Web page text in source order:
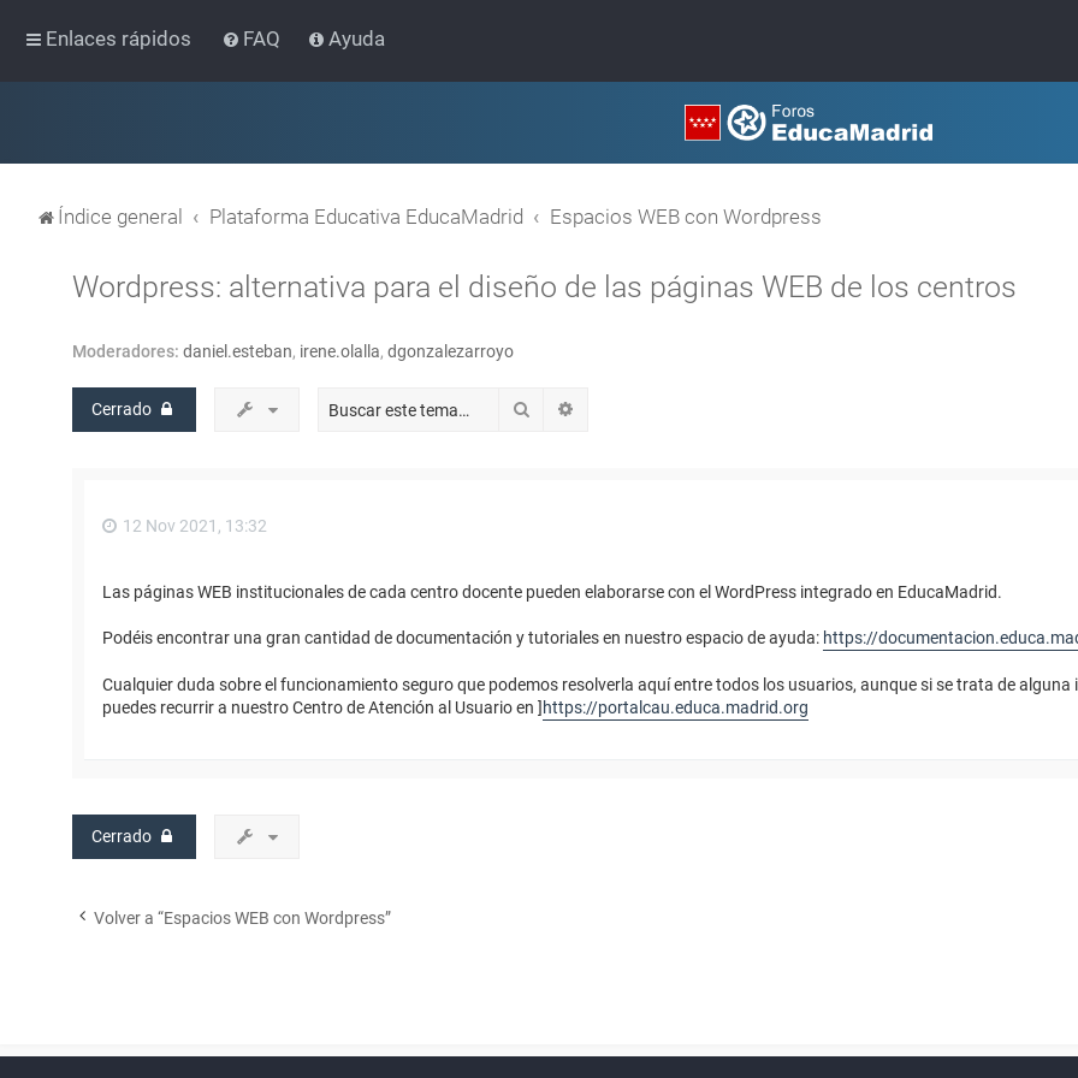
Enlaces rápidos FAQ Ayuda
Índice general Plataforma Educativa EducaMadrid Espacios WEB con Wordpress
Wordpress: alternativa para el diseño de las páginas WEB de los centros
Moderadores: daniel.esteban, irene.olalla, dgonzalezarroyo
Cerrado Buscar
12 Nov 2021, 13:32
Las páginas WEB institucionales de cada centro docente pueden elaborarse con el WordPress integrado en EducaMadrid.
Podéis encontrar una gran cantidad de documentación y tutoriales en nuestro espacio de ayuda: https://
Cualquier duda sobre el funcionamiento seguro que podemos resolverla aquí entre todos los usuarios, aunque si se trata de alguna
puedes recurrir a nuestro Centro de Atención al Usuario en ] https://portalcau.educa.madrid.org
Cerrado
Volver a “Espacios WEB con Wordpress”